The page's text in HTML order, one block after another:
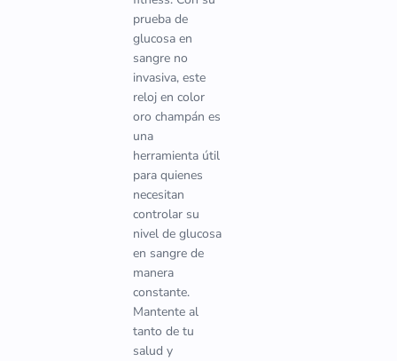
prueba de
glucosa en
sangre no
invasiva, este
reloj en color
oro champán es
una
herramienta útil
para quienes
necesitan
controlar su
nivel de glucosa
en sangre de
manera
constante.
Mantente al
tanto de tu
salud y